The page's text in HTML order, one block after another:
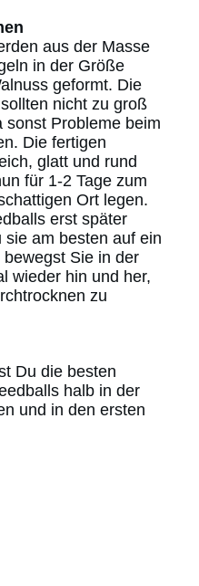
aus der Masse
in der Größe
geformt. Die
nicht zu groß
sonst Probleme beim
Die fertigen
glatt und rund
für 1-2 Tage zum
Ort legen.
erst später
am besten auf ein
Sie in der
wieder hin und her,
zu
Du die besten
halb in der
und in den ersten